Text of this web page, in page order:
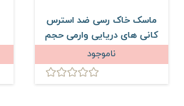
ماسک خاک رسی ضد استرس
کانی های دریایی وارمی حجم
150 میلی لیترناموجود